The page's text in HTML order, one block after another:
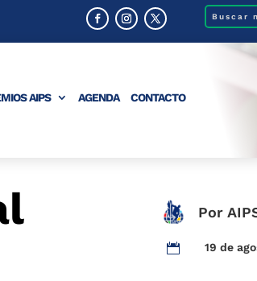
AIPS AGENDA CONTACTO
Por
 19 de